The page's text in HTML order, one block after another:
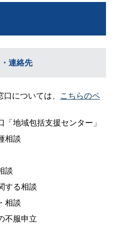
連絡先
については、 こちらのペ
地域包括支援センター」
相談
談
する相談
相談
不服申立